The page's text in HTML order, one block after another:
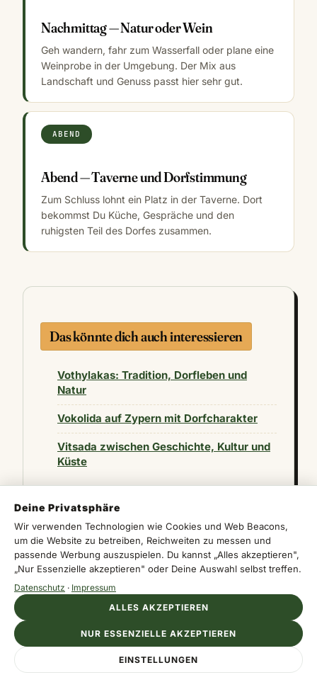
Nachmittag — Natur oder Wein
Geh wandern, fahr zum Wasserfall oder plane eine
Weinprobe in der Umgebung. Der Mix aus
Landschaft und Genuss passt hier sehr gut.
ABEND
Abend — Taverne und Dorfstimmung
Zum Schluss lohnt ein Platz in der Taverne. Dort
bekommst Du Küche, Gespräche und den
ruhigsten Teil des Dorfes zusammen.
Das könnte dich auch interessieren
Vothylakas: Tradition, Dorfleben und
Natur
Vokolida auf Zypern mit Dorfcharakter
Vitsada zwischen Geschichte, Kultur und
Küste
HÄUFIGE FRAGEN
Wo liegt Sinta genau?
Deine Privatsphäre
Wir verwenden Technologien wie Cookies und Web Beacons,
um die Website zu betreiben, Reichweiten zu messen und
passende Werbung auszuspielen. Du kannst „Alles akzeptieren",
„Nur Essenzielle akzeptieren" oder Deine Auswahl selbst treffen.
Datenschutz · Impressum
EINSTELLUNGEN
NUR ESSENZIELLE AKZEPTIEREN
ALLES AKZEPTIEREN